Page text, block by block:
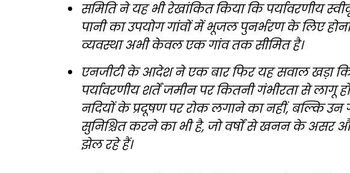
समिति ने यह भी रेखांकित किया कि पर्यावरणीय
पानी का उपयोग गांवों में भूजल पुनर्भरण के लिए
व्यवस्था अभी केवल एक गांव तक सीमित है।
एनजीटी के आदेश ने एक बार फिर यह सवाल खड़ा
पर्यावरणीय शर्तें जमीन पर कितनी गंभीरता से लागू
नदियों के प्रदूषण पर रोक लगाने का नहीं, बल्कि उन
सुनिश्चित करने का भी है, जो वर्षों से खनन के असर
झेल रहे हैं।